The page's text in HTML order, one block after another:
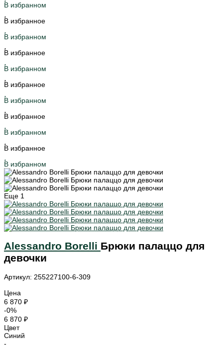
В избранном
В избранное
В избранном
В избранное
В избранном
В избранное
В избранном
В избранное
В избранном
В избранное
В избранном
Еще 1
Alessandro Borelli Брюки палаццо для
девочки
Артикул: 255227100-6-309
Цена
6 870 ₽
-0%
6 870 ₽
Цвет
Синий
-